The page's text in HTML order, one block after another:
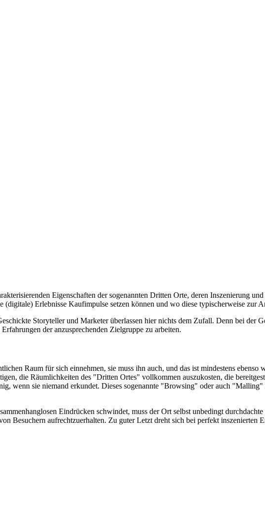
Eigenschaften der sogenannten Dritten Orte, deren Inszenierung
Erlebnisse Kaufimpulse setzen können und wo diese typischerweise zur
Storyteller und Marketer überlassen hier nichts dem Zufall. Denn bei der
der anzusprechenden Zielgruppe zu arbeiten.
Raum für sich einnehmen, sie muss ihn auch, und das ist mindestens
die Räumlichkeiten des "Dritten Ortes" vollkommen auszukosten, die
wenn sie niemand erkundet. Dieses sogenannte "Browsing" oder auch
Eindrücken schwindet, muss der Ort selbst unbedingt
Besuchern aufrechtzuerhalten. Zu guter Letzt dreht sich bei perfekt inszenierten